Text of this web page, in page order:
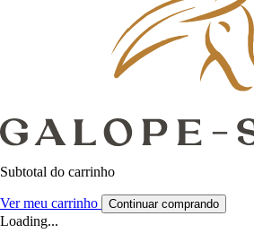
Subtotal do carrinho
Ver meu carrinho Continuar comprando
Loading...